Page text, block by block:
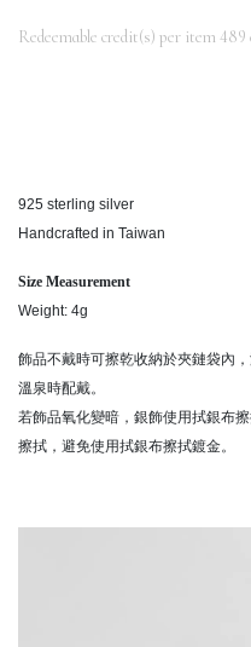
Redeemable credit(s) per item 489
925 sterling silver
Handcrafted in Taiwan
Size Measurement
Weight: 4g
飾品不戴時可擦乾收納於夾鏈袋內
溫泉時配戴。
若飾品氧化變暗，銀飾使用拭銀布
擦拭，避免使用拭銀布擦拭鍍金。